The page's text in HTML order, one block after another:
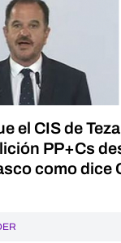
el CIS de
PP+Cs
como dice